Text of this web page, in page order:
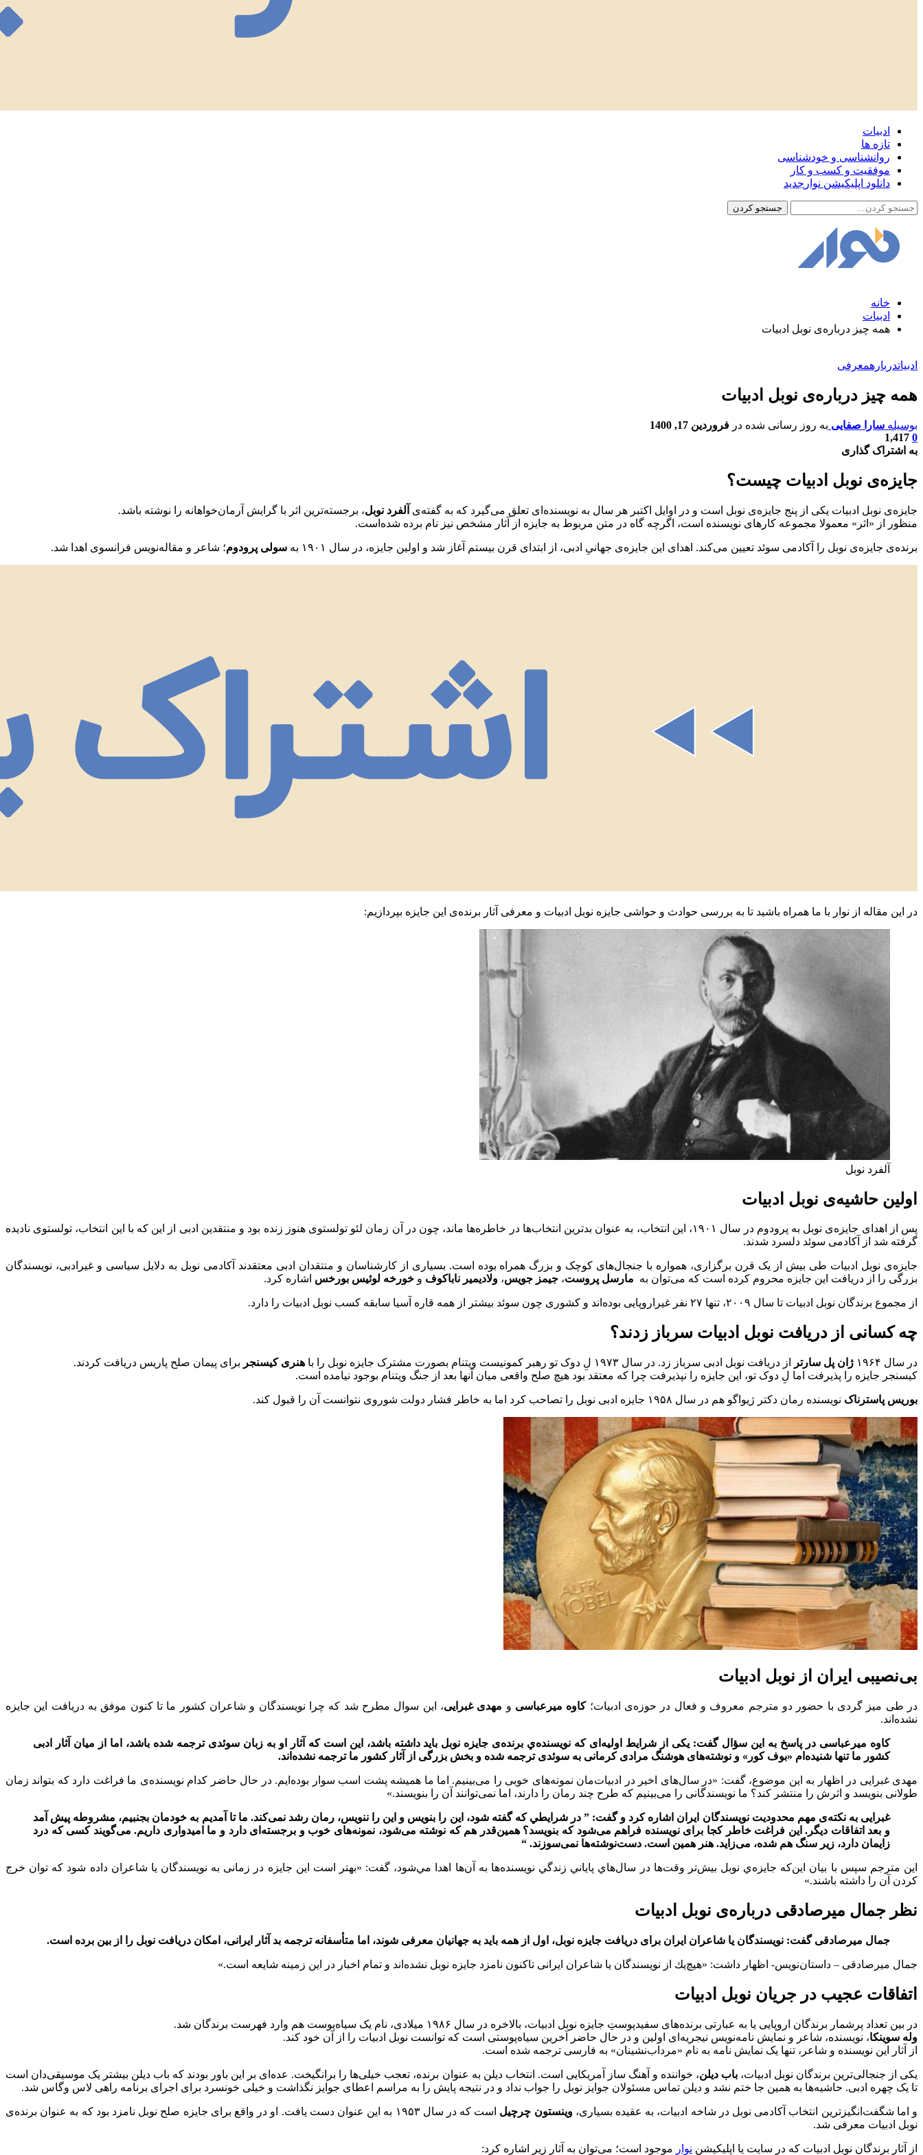
ادبیات
تازه ها
روانشناسی و خودشناسی
موفقیت و کسب و کار
دانلود اپلیکیشن نوار جدید
خانه
ادبیات
همه چیز درباره‌ی نوبل ادبیات
ادبیاتدربارهمعرفی
همه چیز درباره‌ی نوبل ادبیات
بوسیله سارا صفایی به روز رسانی شده در فروردین 17, 1400
0
1,417
به اشتراک گذاری
جایزه‌ی نوبل ادبیات چیست؟
جایزه‌ی نوبل ادبیات یکی از پنج جایزه‌ی نوبل است و در اوایل اکتبر هر سال به نویسنده‌ای تعلق می‌گیرد که به گفته‌ی آلفرد نوبل، برجسته‌ترین اثر با گرایش آرمان‌خواهانه را نوشته باشد.
منظور از «اثر» معمولا مجموعه کارهای نویسنده است، اگرچه گاه در متن مربوط به جایزه از آثار مشخص نیز نام برده شده‌است.
برنده‌ی جایزه‌ی نوبل را آکادمی سوئد تعیین می‌کند. اهدای این جایزه‌ی جهانیِ ادبی، از ابتدای قرن بیستم آغاز شد و اولین جایزه، در سال ۱۹۰۱ به سولی پرودوم؛ شاعر و مقاله‌نویس فرانسوی اهدا شد.
در این مقاله از نوار با ما همراه باشید تا به بررسی حوادث و حواشی جایزه نوبل ادبیات و معرفی آثار برنده‌ی این جایزه بپردازیم:
آلفرد نوبل
اولین حاشیه‌ی نوبل ادبیات
پس از اهدای جایزه‌ی نوبل به پرودوم در سال ۱۹۰۱، این انتخاب، به عنوان بدترین انتخاب‌ها در خاطره‌ها ماند، چون در آن زمان لئو تولستوی هنوز زنده بود و منتقدین ادبى از این که با این انتخاب، تولستوى نادیده
گرفته شد از آکادمى سوئد دلسرد شدند.
جایزه‌ی نوبل ادبیات طی بیش از یک قرن برگزاری، همواره با جنجال‌های کوچک و بزرگ همراه بوده است. بسیاری از کارشناسان و منتقدان ادبی معتقدند آکادمی نوبل به دلایل سیاسی و غیرادبی، نویسندگان
بزرگی را از دریافت این جایزه محروم کرده است که می‌توان به مارسل پروست، جیمز جویس، ولادیمیر ناباکوف و خورخه لوئیس بورخس اشاره کرد.
از مجموع برندگان نوبل ادبیات تا سال‌ ۲۰۰۹، تنها ۲۷ نفر غیراروپایی بوده‌اند و کشوری چون سوئد بیشتر از همه قاره‌ آسیا سابقه کسب نوبل ادبیات را دارد.
چه کسانی از دریافت نوبل ادبیات سرباز زدند؟
در سال ۱۹۶۴ ژان پل سارتر از دریافت نوبل ادبی سرباز زد. در سال ۱۹۷۳ لِ دوک تو رهبر کمونیست ویتنام بصورت مشترک جایزه نوبل را با هنری کیسنجر برای پیمان صلح پاریس دریافت کردند.
کیسنجر جایزه را پذیرفت اما لِ دوک تو، این جایزه را نپذیرفت چرا که معتقد بود هیچ صلح واقعی میان آنها بعد از جنگ ویتنام بوجود نیامده است.
بوریس پاسترناک نویسنده رمان دکتر ژیواگو هم در سال ۱۹۵۸ جایزه ادبی نوبل را تصاحب کرد اما به خاطر فشار دولت شوروی نتوانست آن را قبول کند.
بی‌نصیبی ایران از نوبل ادبیات
در طی میز گردی با حضور دو مترجم معروف و فعال در حوزه‌ی ادبیات؛کاوه میرعباسی و مهدی غبرایی، اين سوال مطرح شد که چرا نویسندگان و شاعران کشور ما تا کنون موفق به دریافت این جایزه
نشده‌اند.
كاوه میرعباسی در پاسخ به این سؤال گفت: یکی از شرایط اولیه‌ای که نویسنده‌ي برنده‌ی جایزه نوبل باید داشته باشد، این است که آثار او به زبان سوئدی ترجمه شده باشد، اما از میان آثار ادبی
کشور ما تنها شنیده‌ام «بوف کور» و نوشته‌های هوشنگ مرادی کرمانی به سوئدی ترجمه شده و بخش بزرگی از آثار کشور ما ترجمه نشده‌اند.
مهدی غبرایی در اظهار به این موضوع، گفت: «در سال‌های اخیر در ادبیات‌مان نمونه‌های خوبی را می‌بینیم. اما ما همیشه پشت اسب سوار بوده‌ایم. در حال حاضر کدام نویسنده‌ی ما فراغت دارد که بتواند زمان
طولانی بنویسد و اثرش را منتشر کند؟ ما نویسندگانی را می‌بینیم که طرح چند رمان را دارند، اما نمی‌توانند آن را بنویسند.»
غبرایی به نکته‌ی مهم محدودیت نویسندگان ایران اشاره کرد و گفت: ” در شرایطي كه گفته شود، اين را بنويس و اين را ننويس، رمان رشد نمی‌کند. ما تا آمدیم به خودمان بجنبیم، مشروطه پيش آمد
و بعد اتفاقات ديگر. این فراغت خاطر کجا برای نويسنده فراهم می‌شود که بنویسد؟ همین‌قدر هم که نوشته می‌شود، نمونه‌های خوب و برجسته‌ای دارد و ما امیدواری داریم. می‌گویند کسی که درد
زایمان دارد، زیر سنگ هم شده، می‌زاید. هنر همین است. دست‌نوشته‌ها نمی‌سوزند. “
‌اين مترجم سپس با بيان اين‌كه جايزه‌ي نوبل بيش‌تر وقت‌ها در سال‌هاي پاياني زندگي نويسنده‌ها به آن‌ها اهدا مي‌شود، گفت: «بهتر است این جایزه در زمانی به نویسندگان یا شاعران داده شود که توان خرج
کردن آن را داشته باشند.»
نظر جمال میرصادقی درباره‌ی نوبل ادبیات
جمال میرصادقی گفت: نویسندگان یا شاعران ایران برای دریافت جایزه نوبل، اول از همه باید به جهانیان معرفی شوند، اما متأسفانه ترجمه بد آثار ایرانی، امكان دریافت نوبل را از بین برده است.
جمال میرصادقی – داستان‌نویس- اظهار داشت: «هیچ‌یك از نویسندگان یا شاعران ایرانی تاكنون نامزد جایزه نوبل نشده‌اند و تمام اخبار در این زمینه شایعه است.»
اتفاقات عجیب در جریان نوبل ادبیات
در بین تعداد پرشمار برندگان اروپایی یا به عبارتی برنده‌های سفیدپوستِ جایزه نوبل ادبیات، بالاخره در سال ۱۹۸۶ میلادی، نام یک سیاه‌پوست هم وارد فهرست برندگان شد.
وله سوینکا، نویسنده، شاعر و نمایش نامه‌نویس نیجریه‌ای اولین و در حال حاضر آخرین سیاه‌پوستی است که توانست نوبل ادبیات را از آن خود کند.
از آثار این نویسنده و شاعر، تنها یک نمایش نامه به نام «مرداب‌نشینان» به فارسی ترجمه شده است.
یکی از جنجالی‌ترین برندگان نوبل ادبیات، باب دیلن، خواننده و آهنگ ساز آمریکایی است. انتخاب دیلن به عنوان برنده، تعجب خیلی‌ها را برانگیخت. عده‌ای بر این باور بودند که باب دیلن بیشتر یک موسیقی‌دان است
تا یک چهره ادبی. حاشیه‌ها به همین جا ختم نشد و دیلن تماس مسئولان جوایز نوبل را جواب نداد و در نتیجه پایش را به مراسم اعطای جوایز نگذاشت و خیلی خونسرد برای اجرای برنامه راهی لاس وگاس شد.
و اما شگفت‌انگیزترین انتخاب آکادمی نوبل در شاخه ادبیات، به عقیده‌ بسیاری،وینستون چرچیل
است که در سال ۱۹۵۳ به این عنوان دست یافت. او در واقع برای جایزه صلح نوبل نامزد بود که به‌ عنوان برنده‌ی
نوبل ادبیات معرفی شد.
از آثار برندگان نوبل ادبیات که در سایت یا اپلیکیشن نوار موجود است؛ می‌توان به آثار زیر اشاره کرد: